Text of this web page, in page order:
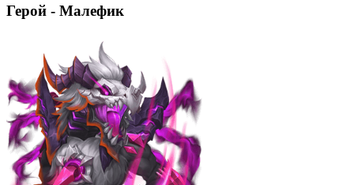
Герой - Малефик